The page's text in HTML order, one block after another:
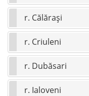
r. Călăraşi
r. Criuleni
r. Dubăsari
r. Ialoveni